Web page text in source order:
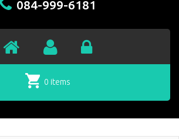
084-999-6181
0 items